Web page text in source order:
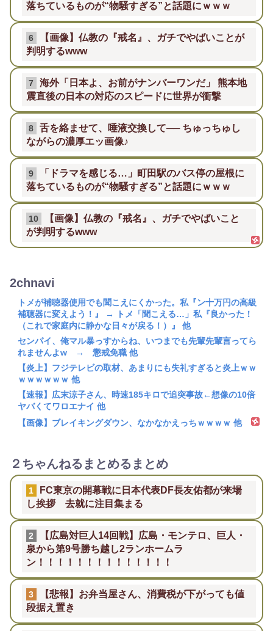
落ちているものが“物騒すぎる”と話題にｗｗｗ
6
【画像】仏教の『戒名』、ガチでやばいことが
判明するwww
7
海外「日本よ、お前がナンバーワンだ」 熊本地
震直後の日本の対応のスピードに世界が衝撃
8
舌を絡ませて、唾液交換して── ちゅっちゅし
ながらの濃厚エッ画像♪
9
「ドラマを感じる…」町田駅のバス停の屋根に
落ちているものが“物騒すぎる”と話題にｗｗｗ
10
【画像】仏教の『戒名』、ガチでやばいこと
が判明するwww
2chnavi
トメが補聴器使用でも聞こえにくかった。私『ン十万円の高級
補聴器に変えよう！』 → トメ「聞こえる…」私『良かった！
（これで家庭内に静かな日々が戻る！）』 他
センパイ、俺マル暴っすからね、いつまでも先輩先輩言ってら
れませんよw → 懲戒免職 他
【炎上】フジテレビの取材、あまりにも失礼すぎると炎上ｗｗ
ｗｗｗｗｗｗ 他
【速報】広末涼子さん、時速185キロで追突事故←想像の10倍
ヤバくてワロエナイ 他
【画像】ブレイキングダウン、なかなかえっちｗｗｗｗ 他
２ちゃんねるまとめるまとめ
1
FC東京の開幕戦に日本代表DF長友佑都が来場
し挨拶 去就に注目集まる
2
【広島対巨人14回戦】広島・モンテロ、巨人・
泉から第9号勝ち越し2ランホームラ
ン！！！！！！！！！！！！！！
3
【悲報】お弁当屋さん、消費税が下がっても値
段据え置き